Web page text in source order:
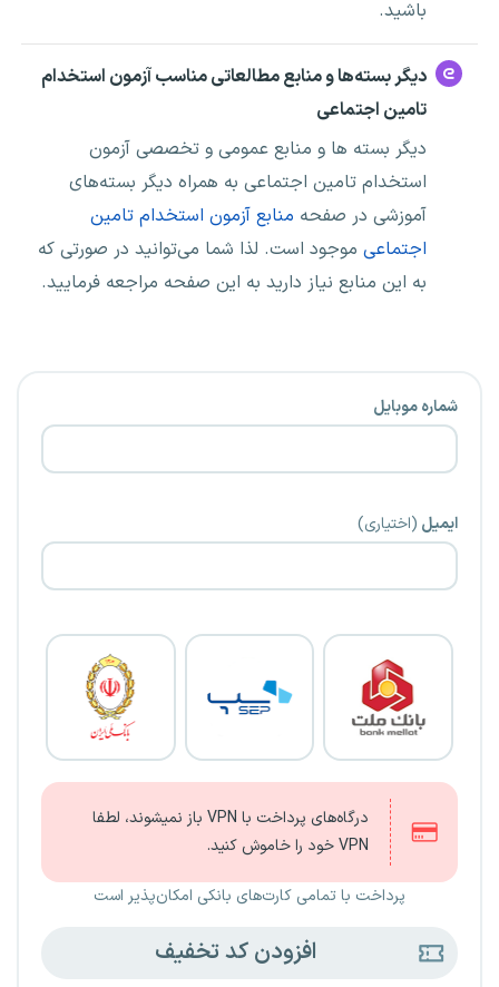
باشید.
دیگر بسته‌ها و منابع مطالعاتی مناسب آزمون استخدام
تامین اجتماعی
دیگر بسته ها و منابع عمومی و تخصصی آزمون
استخدام تامین اجتماعی به همراه دیگر بسته‌های
آموزشی در صفحه منابع آزمون استخدام تامین
اجتماعی موجود است. لذا شما می‌توانید در صورتی که
به این منابع نیاز دارید به این صفحه مراجعه فرمایید.
شماره موبایل
ایمیل (اختیاری)
درگاه‌های پرداخت با VPN باز نمیشوند، لطفا
VPN خود را خاموش کنید.
پرداخت با تمامی کارت‌های بانکی امکان‌پذیر است
افزودن کد تخفیف